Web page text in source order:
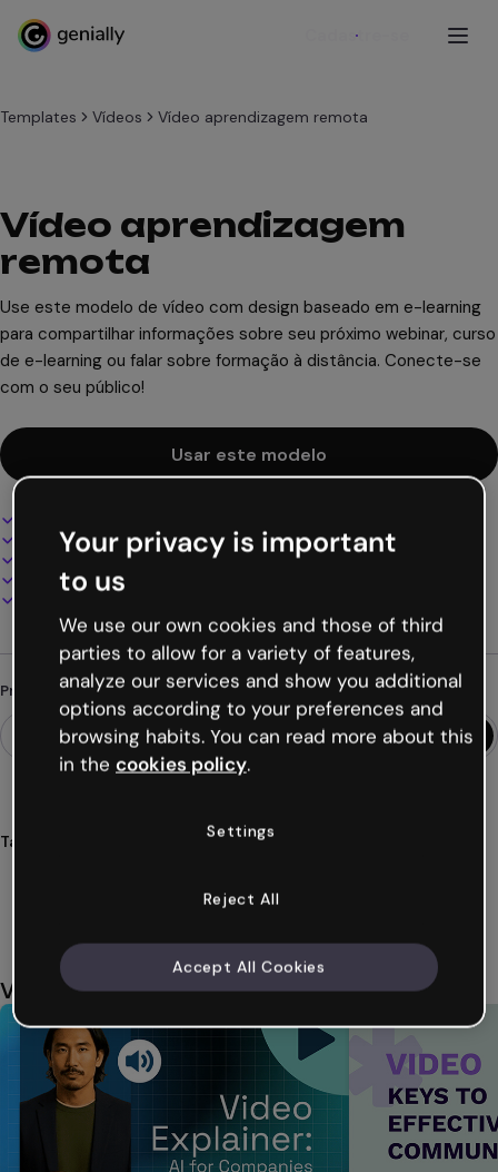
Cadastre-se
Templates Vídeos Vídeo aprendizagem remota
Vídeo aprendizagem
remota
Use este modelo de vídeo com design baseado em e-learning
para compartilhar informações sobre seu próximo webinar, curso
de e-learning ou falar sobre formação à distância. Conecte-se
com o seu público!
Usar este modelo
100% personalizável
Adicione áudio, vídeo e multimídia
Apresente, compartilhe ou publique online
Baixe em PDF, MP4 e outros formatos
Procurando algo diferente?
Tags
Você também pode gostar
Your privacy is important
to us
We use our own cookies and those of third
parties to allow for a variety of features,
analyze our services and show you additional
options according to your preferences and
browsing habits. You can read more about this
in the cookies policy.
Settings
Reject All
Accept All Cookies